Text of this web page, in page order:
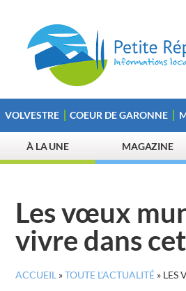
VOLVESTRE COEUR DE GARONNE
À LA UNE MAGAZINE
Les vœux
vivre dans
ACCUEIL »TOUTE L’ACTUALITÉ » LES